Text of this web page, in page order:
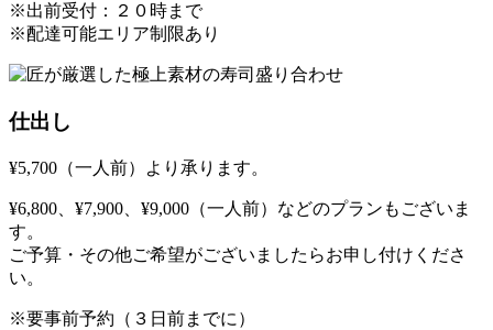
※出前受付：２０時まで
※配達可能エリア制限あり
仕出し
¥5,700（一人前）より承ります。
¥6,800、¥7,900、¥9,000（一人前）などのプランもございま
す。
ご予算・その他ご希望がございましたらお申し付けくださ
い。
※要事前予約（３日前までに）